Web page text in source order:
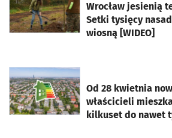
Wrocław jesienią
Setki tysięcy
wiosną [WIDEO]
Od 28 kwietnia
właścicieli
kilkuset do nawet
otworzy się w nowej karcie